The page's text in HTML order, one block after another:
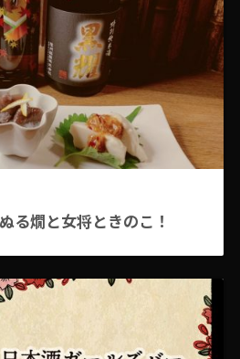
る燗と女将ときのこ！